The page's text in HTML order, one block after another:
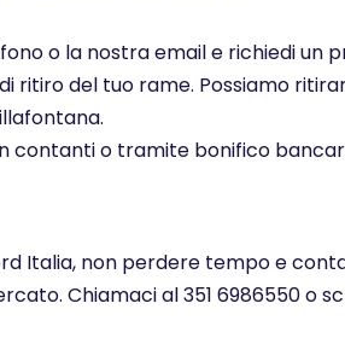
o la nostra email e richiedi un
del tuo rame. Possiamo
contanti o tramite bonifico
Italia, non perdere tempo e
Chiamaci al 351 6986550 o